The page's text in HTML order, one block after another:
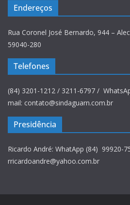
Endereços
Rua Coronel José Bernardo, 944 –
59040-280
Telefones
(84) 3201-1212 / 3211-6797 /
mail: contato@sindaguarn.com.br
Presidência
Ricardo André: WhatApp (84) 99920-
rricardoandre@yahoo.com.br